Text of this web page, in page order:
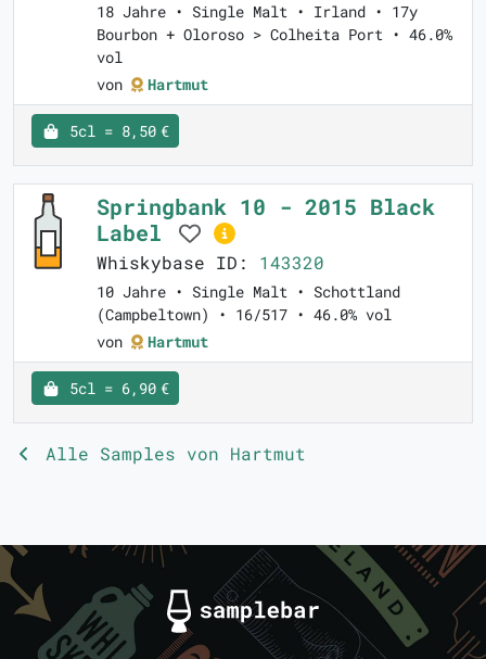
18 Jahre • Single Malt • Irland • 17y
Bourbon + Oloroso > Colheita Port • 46.0%
vol
von
Hartmut
5cl = 8,50 €
Springbank 10 - 2015 Black
Label
Whiskybase ID: 143320
10 Jahre • Single Malt • Schottland
(Campbeltown) • 16/517 • 46.0% vol
von
Hartmut
5cl = 6,90 €
Alle Samples von Hartmut